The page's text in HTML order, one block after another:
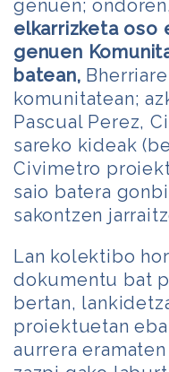
genuen; ondoren,
elkarrizketa oso
genuen
batean,
komunitatean;
Pascual Perez,
sareko kideak
Civimetro
saio batera
sakontzen
Lan kolektibo
dokumentu bat
bertan,
proiektuetan
aurrera